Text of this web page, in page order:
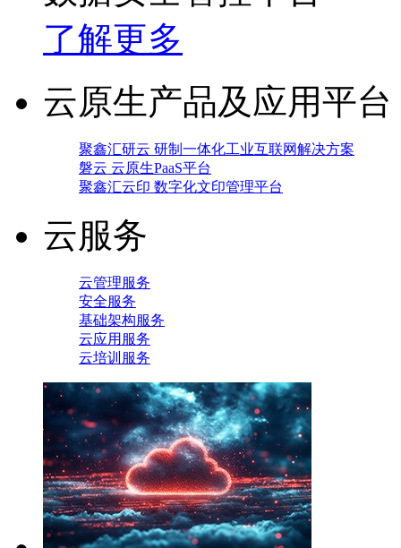
了解更多
云原生产品及应用平台
聚鑫汇研云 研制一体化工业互联网解决方案
磐云 云原生PaaS平台
聚鑫汇云印 数字化文印管理平台
云服务
云管理服务
安全服务
基础架构服务
云应用服务
云培训服务